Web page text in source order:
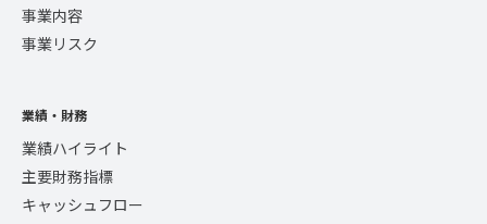
事業内容
事業リスク
業績・財務
業績ハイライト
主要財務指標
キャッシュフロー